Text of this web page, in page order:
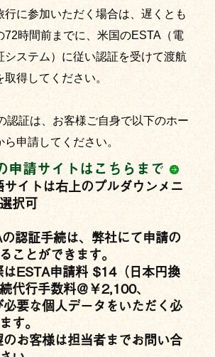
行に参加いただく場合は、遅くとも
72時間前までに、米国のESTA（電
システム）に従い認証を受けて渡航
得してください。
認証は、お客様ご自身で以下のホー
ら申請してください。
申請サイトはこちらまで
イトは右上のプルダウンメニ
択可
認証手続は、弊社にて申請の
ことができます。
ESTA申請料 $14（日本円換
代行手数料＠￥2,100、
要な個人データをいただく必
す。
お客様は担当者までお問い合